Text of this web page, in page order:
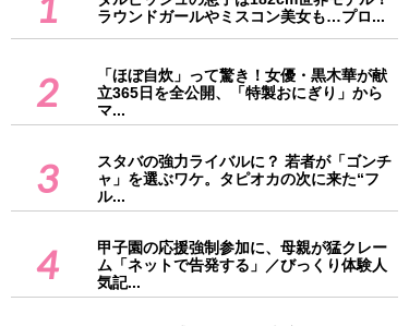
ラウンドガールやミスコン美女も…プロ...
2
「ほぼ自炊」って驚き！女優・黒木華が献
立365日を全公開、「特製おにぎり」から
マ...
3
スタバの強力ライバルに？ 若者が「ゴンチ
ャ」を選ぶワケ。タピオカの次に来た“フ
ル...
4
甲子園の応援強制参加に、母親が猛クレー
ム「ネットで告発する」／びっくり体験人
気記...